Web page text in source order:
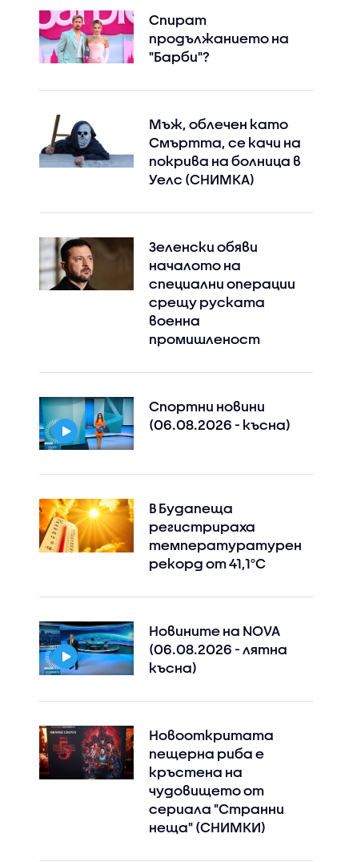
Спират
продължанието на
"Барби"?
Мъж, облечен като
Смъртта, се качи на
покрива на болница в
Уелс (СНИМКА)
Зеленски обяви
началото на
специални операции
срещу руската
военна
промишленост
Спортни новини
(06.08.2026 - късна)
В Будапеща
регистрираха
температуратурен
рекорд от 41,1°C
Новините на NOVA
(06.08.2026 - лятна
късна)
Новооткритата
пещерна риба е
кръстена на
чудовището от
сериала "Странни
неща" (СНИМКИ)